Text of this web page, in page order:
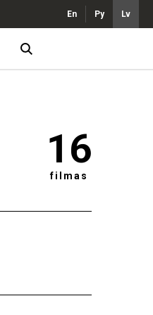
En Ру Lv
16
filmas